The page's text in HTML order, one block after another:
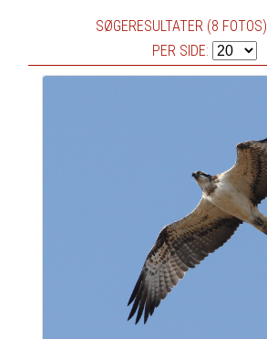
SØGERESULTATER (8 FOTOS)
PER SIDE: